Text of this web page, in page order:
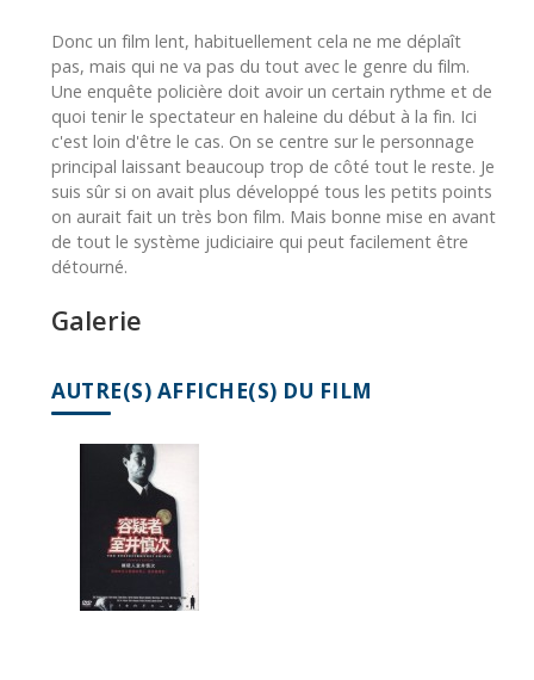
Donc un film lent, habituellement cela ne me déplaît
pas, mais qui ne va pas du tout avec le genre du film.
Une enquête policière doit avoir un certain rythme et de
quoi tenir le spectateur en haleine du début à la fin. Ici
c'est loin d'être le cas. On se centre sur le personnage
principal laissant beaucoup trop de côté tout le reste. Je
suis sûr si on avait plus développé tous les petits points
on aurait fait un très bon film. Mais bonne mise en avant
de tout le système judiciaire qui peut facilement être
détourné.
Galerie
AUTRE(S) AFFICHE(S) DU FILM